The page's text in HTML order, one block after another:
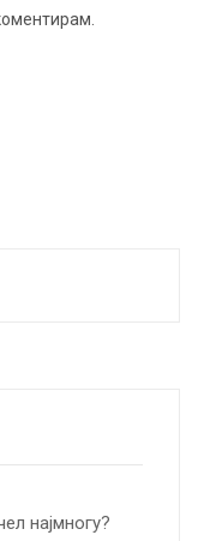
најмногу?